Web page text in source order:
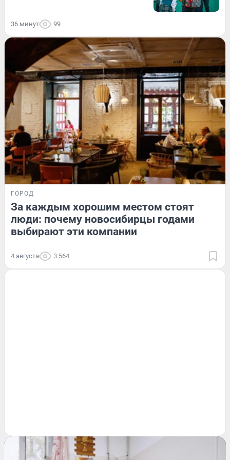
36 минут 99
ГОРОД
За каждым хорошим местом стоят
люди: почему новосибирцы годами
выбирают эти компании
4 августа 3 564